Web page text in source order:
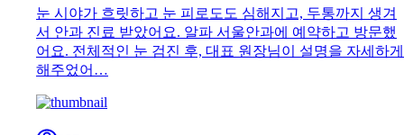
눈 시야가 흐릿하고 눈 피로도도 심해지고, 두통까지 생겨
서 안과 진료 받았어요. 알파 서울안과에 예약하고 방문했
어요. 전체적인 눈 검진 후, 대표 원장님이 설명을 자세하게
해주었어…